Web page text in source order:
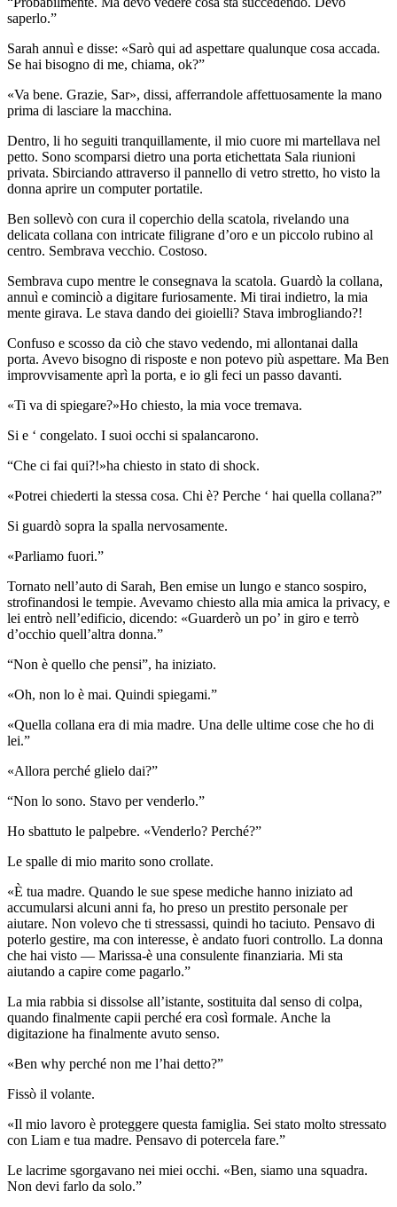
saperlo.”
Sarah annuì e disse: «Sarò qui ad aspettare qualunque cosa accada.
Se hai bisogno di me, chiama, ok?”
«Va bene. Grazie, Sar», dissi, afferrandole affettuosamente la mano
prima di lasciare la macchina.
Dentro, li ho seguiti tranquillamente, il mio cuore mi martellava nel
petto. Sono scomparsi dietro una porta etichettata Sala riunioni
privata. Sbirciando attraverso il pannello di vetro stretto, ho visto la
donna aprire un computer portatile.
Ben sollevò con cura il coperchio della scatola, rivelando una
delicata collana con intricate filigrane d’oro e un piccolo rubino al
centro. Sembrava vecchio. Costoso.
Sembrava cupo mentre le consegnava la scatola. Guardò la collana,
annuì e cominciò a digitare furiosamente. Mi tirai indietro, la mia
mente girava. Le stava dando dei gioielli? Stava imbrogliando?!
Confuso e scosso da ciò che stavo vedendo, mi allontanai dalla
porta. Avevo bisogno di risposte e non potevo più aspettare. Ma Ben
improvvisamente aprì la porta, e io gli feci un passo davanti.
«Ti va di spiegare?»Ho chiesto, la mia voce tremava.
Si e ‘ congelato. I suoi occhi si spalancarono.
“Che ci fai qui?!»ha chiesto in stato di shock.
«Potrei chiederti la stessa cosa. Chi è? Perche ‘ hai quella collana?”
Si guardò sopra la spalla nervosamente.
«Parliamo fuori.”
Tornato nell’auto di Sarah, Ben emise un lungo e stanco sospiro,
strofinandosi le tempie. Avevamo chiesto alla mia amica la privacy, e
lei entrò nell’edificio, dicendo: «Guarderò un po’ in giro e terrò
d’occhio quell’altra donna.”
“Non è quello che pensi”, ha iniziato.
«Oh, non lo è mai. Quindi spiegami.”
«Quella collana era di mia madre. Una delle ultime cose che ho di
lei.”
«Allora perché glielo dai?”
“Non lo sono. Stavo per venderlo.”
Ho sbattuto le palpebre. «Venderlo? Perché?”
Le spalle di mio marito sono crollate.
«È tua madre. Quando le sue spese mediche hanno iniziato ad
accumularsi alcuni anni fa, ho preso un prestito personale per
aiutare. Non volevo che ti stressassi, quindi ho taciuto. Pensavo di
poterlo gestire, ma con interesse, è andato fuori controllo. La donna
che hai visto — Marissa-è una consulente finanziaria. Mi sta
aiutando a capire come pagarlo.”
La mia rabbia si dissolse all’istante, sostituita dal senso di colpa,
quando finalmente capii perché era così formale. Anche la
digitazione ha finalmente avuto senso.
«Ben why perché non me l’hai detto?”
Fissò il volante.
«Il mio lavoro è proteggere questa famiglia. Sei stato molto stressato
con Liam e tua madre. Pensavo di potercela fare.”
Le lacrime sgorgavano nei miei occhi. «Ben, siamo una squadra.
Non devi farlo da solo.”